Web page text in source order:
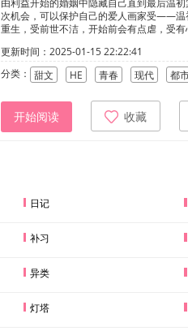
由利益开始的婚姻中隐藏自己直到最后温
次机会，可以保护自己的爱人画家受——
重生，受前世不洁，开始前会有点虐，受
更新时间：2025-01-15 22:22:41
分类： 甜文 HE 青春 现代 都
开始阅读 收藏
日记
补习
异类
灯塔